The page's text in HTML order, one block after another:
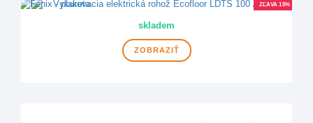
ZĽAVA 15%
skladem
ZOBRAZIŤ